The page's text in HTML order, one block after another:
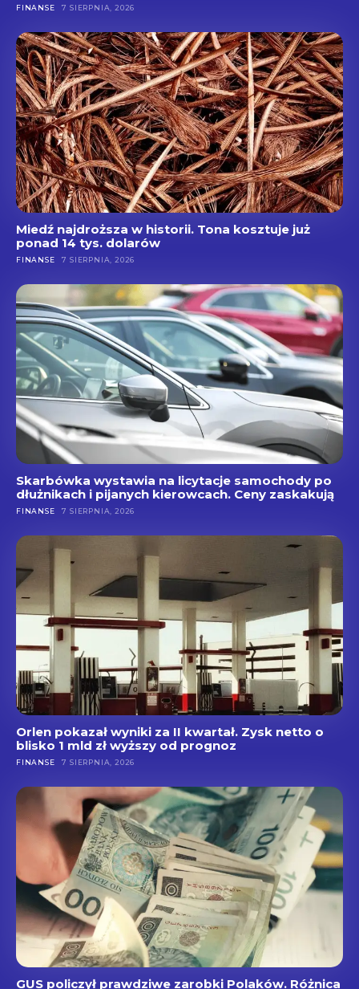
FINANSE 7 SIERPNIA, 2026
Miedź najdroższa w historii. Tona kosztuje już
ponad 14 tys. dolarów
FINANSE 7 SIERPNIA, 2026
Skarbówka wystawia na licytacje samochody po
dłużnikach i pijanych kierowcach. Ceny zaskakują
FINANSE 7 SIERPNIA, 2026
Orlen pokazał wyniki za II kwartał. Zysk netto o
blisko 1 mld zł wyższy od prognoz
FINANSE 7 SIERPNIA, 2026
GUS policzył prawdziwe zarobki Polaków. Różnica